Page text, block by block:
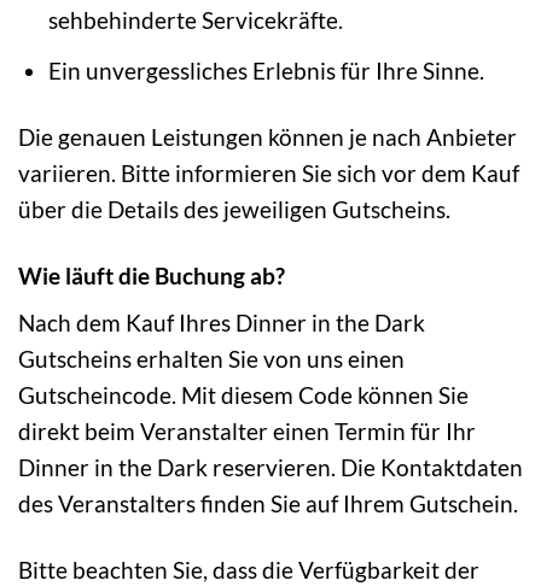
sehbehinderte Servicekräfte.
Ein unvergessliches Erlebnis für Ihre Sinne.
Die genauen Leistungen können je nach Anbieter
variieren. Bitte informieren Sie sich vor dem Kauf
über die Details des jeweiligen Gutscheins.
Wie läuft die Buchung ab?
Nach dem Kauf Ihres Dinner in the Dark
Gutscheins erhalten Sie von uns einen
Gutscheincode. Mit diesem Code können Sie
direkt beim Veranstalter einen Termin für Ihr
Dinner in the Dark reservieren. Die Kontaktdaten
des Veranstalters finden Sie auf Ihrem Gutschein.
Bitte beachten Sie, dass die Verfügbarkeit der